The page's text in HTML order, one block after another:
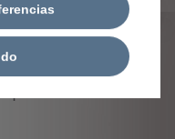
originales
a tus